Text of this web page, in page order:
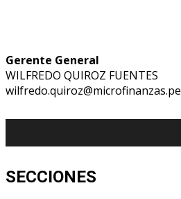
Gerente General
WILFREDO QUIROZ FUENTES
wilfredo.quiroz@microfinanzas.pe
SECCIONES